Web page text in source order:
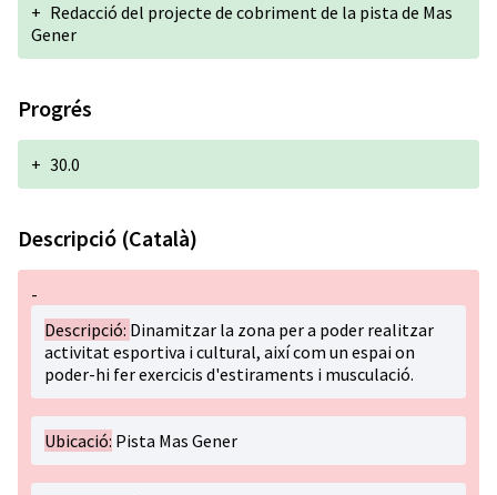
+ Redacció del projecte de cobriment de la pista de Mas
Gener
Progrés
+ 30.0
Descripció (Català)
-
Descripció: Dinamitzar la zona per a poder realitzar
activitat esportiva i cultural, així com un espai on
poder-hi fer exercicis d'estiraments i musculació.
Ubicació: Pista Mas Gener